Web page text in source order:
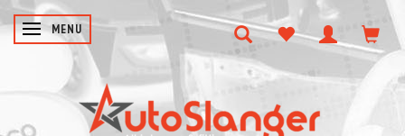
SKIFTE NAVIGATION
MENU